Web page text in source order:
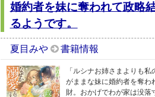
婚約者を妹に奪われて政略
るようです。
夏目みや 書籍情報
「ルシナお姉さまよりも
がままな妹に婚約者を奪
財。おかげでわが家は没